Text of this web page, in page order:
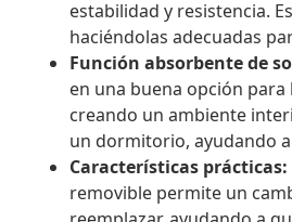
estabilidad y resistencia.
haciéndolas adecuadas
Función absorbente de
en una buena opción
creando un ambiente
un dormitorio, ayudando
Características prácticas:
removible permite un